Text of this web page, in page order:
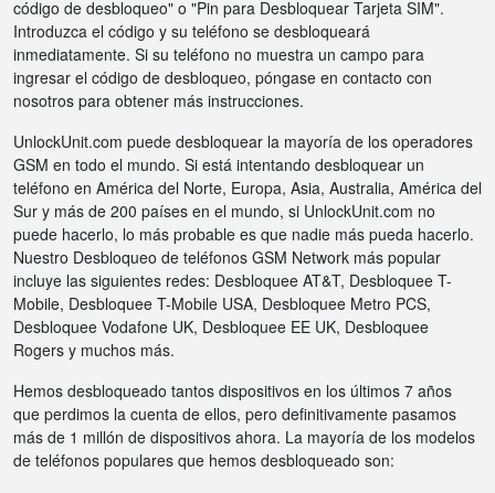
código de desbloqueo" o "Pin para Desbloquear Tarjeta SIM".
Introduzca el código y su teléfono se desbloqueará
inmediatamente. Si su teléfono no muestra un campo para
ingresar el código de desbloqueo, póngase en contacto con
nosotros para obtener más instrucciones.
UnlockUnit.com puede desbloquear la mayoría de los operadores
GSM en todo el mundo. Si está intentando desbloquear un
teléfono en América del Norte, Europa, Asia, Australia, América del
Sur y más de 200 países en el mundo, si UnlockUnit.com no
puede hacerlo, lo más probable es que nadie más pueda hacerlo.
Nuestro Desbloqueo de teléfonos GSM Network más popular
incluye las siguientes redes: Desbloquee AT&T, Desbloquee T-
Mobile, Desbloquee T-Mobile USA, Desbloquee Metro PCS,
Desbloquee Vodafone UK, Desbloquee EE UK, Desbloquee
Rogers y muchos más.
Hemos desbloqueado tantos dispositivos en los últimos 7 años
que perdimos la cuenta de ellos, pero definitivamente pasamos
más de 1 millón de dispositivos ahora. La mayoría de los modelos
de teléfonos populares que hemos desbloqueado son: